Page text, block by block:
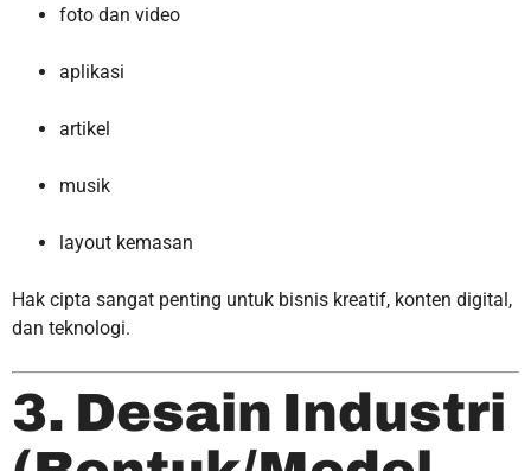
foto dan video
aplikasi
artikel
musik
layout kemasan
Hak cipta sangat penting untuk bisnis kreatif, konten digital,
dan teknologi.
3. Desain Industri